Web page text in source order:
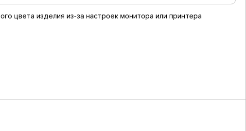
цвета изделия из-за настроек монитора или принтера